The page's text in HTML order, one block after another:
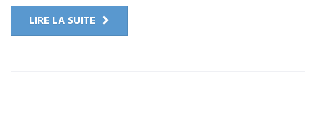
LIRE LA SUITE